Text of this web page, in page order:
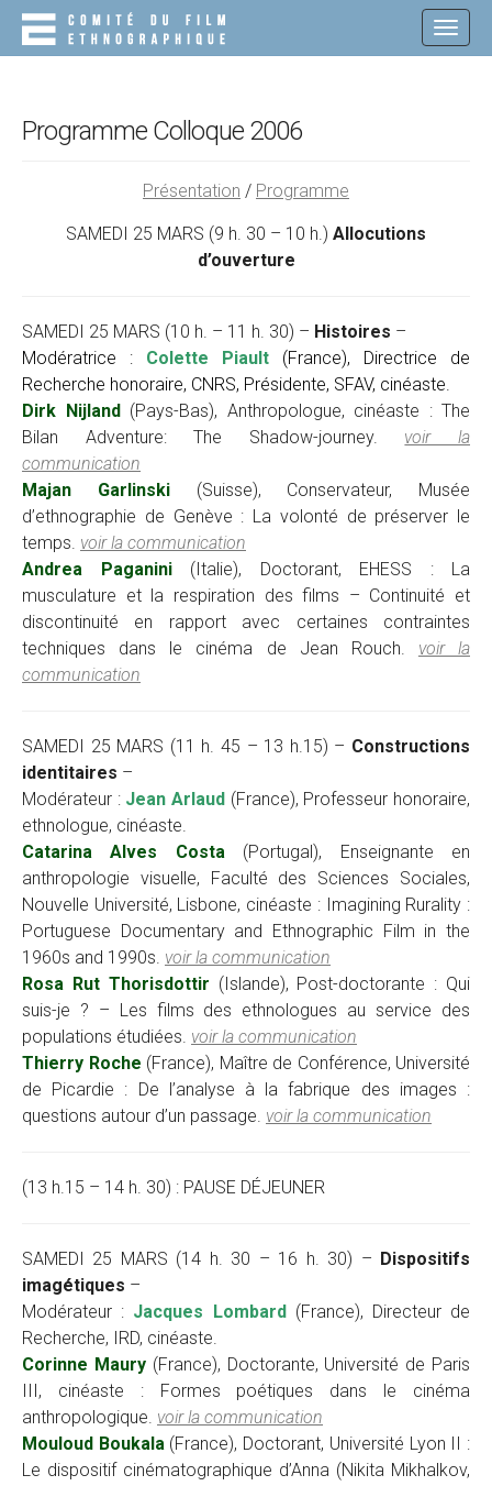
Programme Colloque 2006
Présentation / Programme
SAMEDI 25 MARS (9 h. 30 – 10 h.) Allocutions
d’ouverture
SAMEDI 25 MARS (10 h. – 11 h. 30) – Histoires –
Modératrice : Colette Piault (France), Directrice de
Recherche honoraire, CNRS, Présidente, SFAV, cinéaste.
Dirk Nijland (Pays-Bas), Anthropologue, cinéaste : The
Bilan Adventure: The Shadow-journey. voir la
communication
Majan Garlinski(Suisse), Conservateur, Musée
d’ethnographie de Genève : La volonté de préserver le
temps. voir la communication
Andrea Paganini(Italie), Doctorant, EHESS : La
musculature et la respiration des films – Continuité et
discontinuité en rapport avec certaines contraintes
techniques dans le cinéma de Jean Rouch. voir la
communication
SAMEDI 25 MARS (11 h. 45 – 13 h.15) – Constructions
identitaires –
Modérateur : Jean Arlaud (France), Professeur honoraire,
ethnologue, cinéaste.
Catarina Alves Costa(Portugal), Enseignante en
anthropologie visuelle, Faculté des Sciences Sociales,
Nouvelle Université, Lisbone, cinéaste : Imagining Rurality :
Portuguese Documentary and Ethnographic Film in the
1960s and 1990s. voir la communication
Rosa Rut Thorisdottir (Islande), Post-doctorante : Qui
suis-je ? – Les films des ethnologues au service des
populations étudiées. voir la communication
Thierry Roche (France), Maître de Conférence, Université
de Picardie : De l’analyse à la fabrique des images :
questions autour d’un passage. voir la communication
(13 h.15 – 14 h. 30) : PAUSE DÉJEUNER
SAMEDI 25 MARS (14 h. 30 – 16 h. 30) – Dispositifs
imagétiques –
Modérateur : Jacques Lombard(France), Directeur de
Recherche, IRD, cinéaste.
Corinne Maury(France), Doctorante, Université de Paris
III, cinéaste : Formes poétiques dans le cinéma
anthropologique. voir la communication
Mouloud Boukala(France), Doctorant, Université Lyon II :
Le dispositif cinématographique d’Anna (Nikita Mikhalkov,